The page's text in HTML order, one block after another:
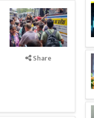
Share